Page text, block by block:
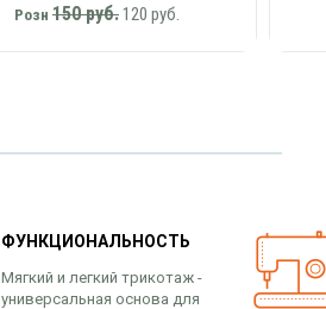
Розн 150 руб. 120 руб.
ФУНКЦИОНАЛЬНОСТЬ
Мягкий и легкий трикотаж -
универсальная основа для